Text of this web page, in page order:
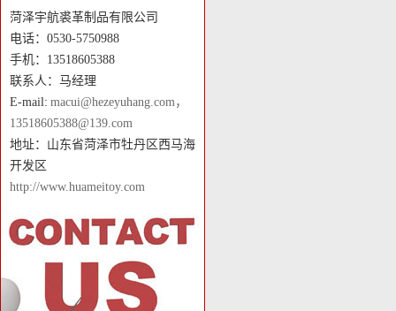
菏泽宇航裘革制品有限公司
电话：0530-5750988
手机：13518605388
联系人：马经理
E-mail: macui@hezeyuhang.com，
13518605388@139.com
地址：山东省菏泽市牡丹区西马海
开发区
http://www.huameitoy.com